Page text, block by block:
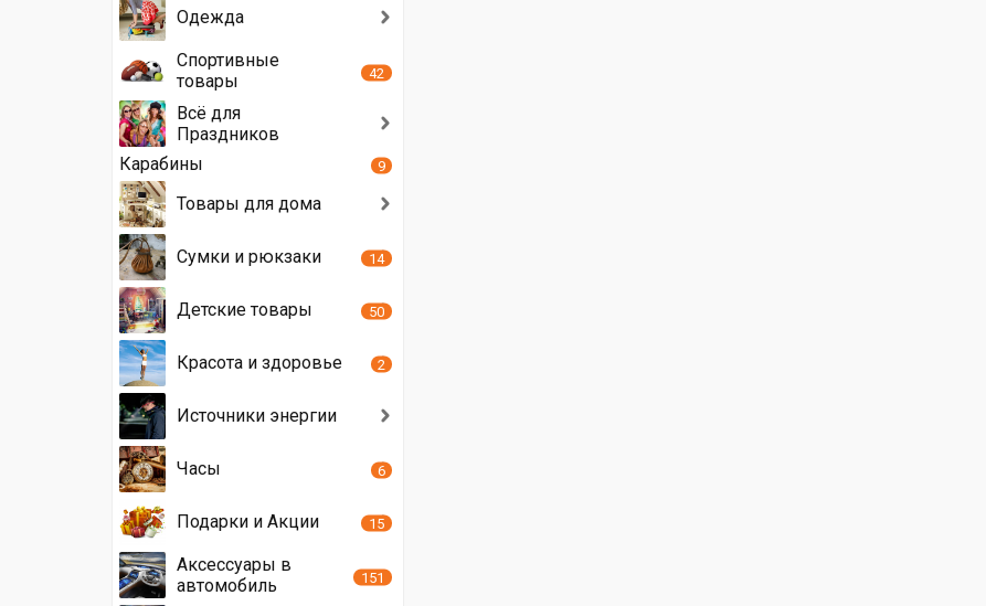
Одежда
Спортивные
товары
42
Всё для
Праздников
Карабины
9
Товары для дома
Сумки и рюкзаки 14
Детские товары 50
Красота и здоровье 2
Источники энергии
Часы 6
Подарки и Акции 15
Аксессуары в
автомобиль
151